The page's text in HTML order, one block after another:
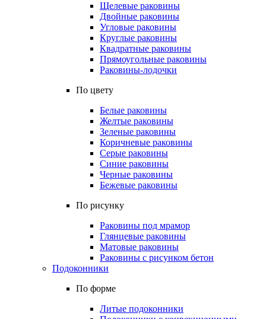
Щелевые раковины
Двойные раковины
Угловые раковины
Круглые раковины
Квадратные раковины
Прямоугольные раковины
Раковины-лодочки
По цвету
Белые раковины
Желтые раковины
Зеленые раковины
Коричневые раковины
Серые раковины
Синие раковины
Черные раковины
Бежевые раковины
По рисунку
Раковины под мрамор
Глянцевые раковины
Матовые раковины
Раковины с рисунком бетон
Подоконники
По форме
Литые подоконники